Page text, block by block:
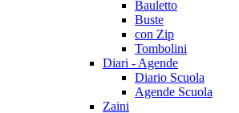
Bauletto
Buste
con Zip
Tombolini
Diari - Agende
Diario Scuola
Agende Scuola
Zaini